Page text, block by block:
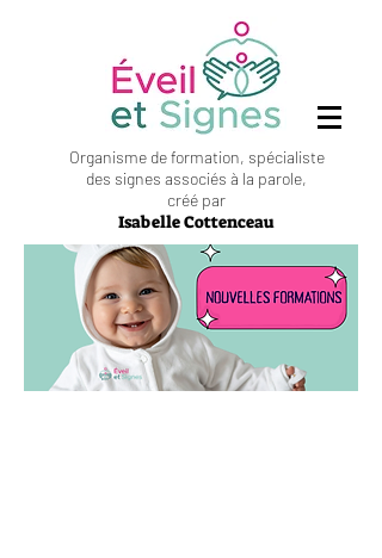
Organisme de formation, spécialiste
des signes associés à la parole,
créé par
Isabelle Cottenceau